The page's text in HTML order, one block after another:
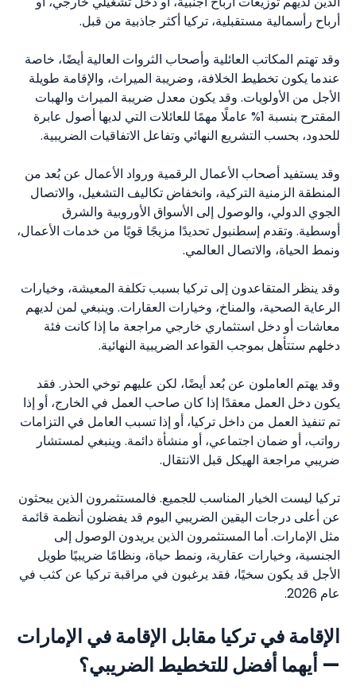
أرباح رأسمالية مستقبلية، تركيا أكثر جاذبية من قبل.
وقد تهتم المكاتب العائلية وأصحاب الثروات العالية أيضًا، خاصة
عندما يكون تخطيط الخلافة، وضريبة الميراث، والإقامة طويلة
الأجل من الأولويات. وقد يكون معدل ضريبة الميراث والهبات
المقترح بنسبة 1% عاملًا مهمًا للعائلات التي لديها أصول عابرة
للحدود، بحسب التشريع النهائي وتفاعل الاتفاقيات الضريبية.
وقد يستفيد أصحاب الأعمال الرقمية ورواد الأعمال عن بُعد من
المنطقة الزمنية التركية، وانخفاض تكاليف التشغيل، والاتصال
الجوي الدولي، والوصول إلى الأسواق الأوروبية والشرق
أوسطية. وتقدم إسطنبول تحديدًا مزيجًا قويًا من خدمات الأعمال،
ونمط الحياة، والاتصال العالمي.
وقد ينظر المتقاعدون إلى تركيا بسبب تكلفة المعيشة، وخيارات
الرعاية الصحية، والمناخ، وخيارات العقارات. وينبغي لمن لديهم
معاشات أو دخل استثماري خارجي مراجعة ما إذا كانت فئة
دخلهم ستتأهل بموجب القواعد الضريبية النهائية.
وقد يهتم العاملون عن بُعد أيضًا، لكن عليهم توخي الحذر. فقد
يكون دخل العمل معقدًا إذا كان صاحب العمل في الخارج، أو إذا
تم تنفيذ العمل من داخل تركيا، أو إذا تسبب العامل في التزامات
رواتب، أو ضمان اجتماعي، أو منشأة دائمة. وينبغي لمستشار
ضريبي مراجعة الهيكل قبل الانتقال.
تركيا ليست الخيار المناسب للجميع. فالمستثمرون الذين يبحثون
عن أعلى درجات اليقين الضريبي اليوم قد يفضلون أنظمة قائمة
مثل الإمارات. أما المستثمرون الذين يريدون الوصول إلى
الجنسية، وخيارات عقارية، ونمط حياة، ونظامًا ضريبيًا طويل
الأجل قد يكون سخيًا، فقد يرغبون في مراقبة تركيا عن كثب في
عام 2026.
الإقامة في تركيا مقابل الإقامة في الإمارات
— أيهما أفضل للتخطيط الضريبي؟